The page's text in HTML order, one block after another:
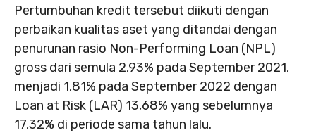
Pertumbuhan kredit tersebut diikuti dengan
perbaikan kualitas aset yang ditandai dengan
penurunan rasio Non-Performing Loan (NPL)
gross dari semula 2,93% pada September 2021,
menjadi 1,81% pada September 2022 dengan
Loan at Risk (LAR) 13,68% yang sebelumnya
17,32% di periode sama tahun lalu.